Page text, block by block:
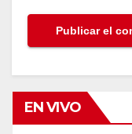
EN VIVO